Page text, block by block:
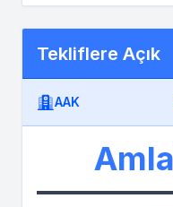
Tekliflere Açık
AAK